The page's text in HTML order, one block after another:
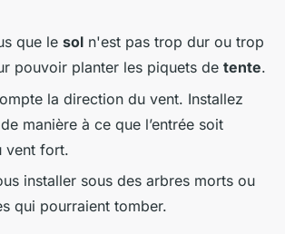
que le sol n'est pas trop dur ou trop
pouvoir planter les piquets de tente.
la direction du vent. Installez
de manière à ce que l’entrée soit
vent fort.
installer sous des arbres morts ou
qui pourraient tomber.